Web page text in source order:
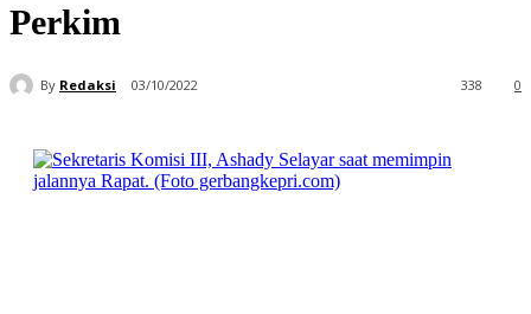
Perkim
By Redaksi 03/10/2022 0
338